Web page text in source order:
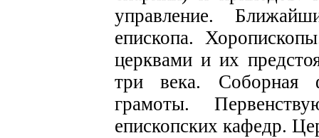
управление. Ближай
епископа.
церк­вами и их предс
три века. Соборная
грамоты.
епископских кафедр.